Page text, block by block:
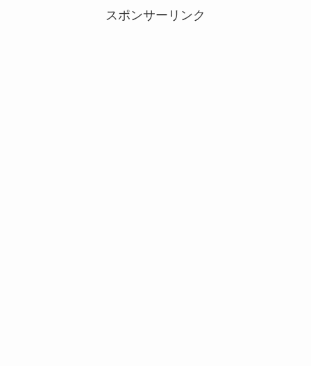
スポンサーリンク